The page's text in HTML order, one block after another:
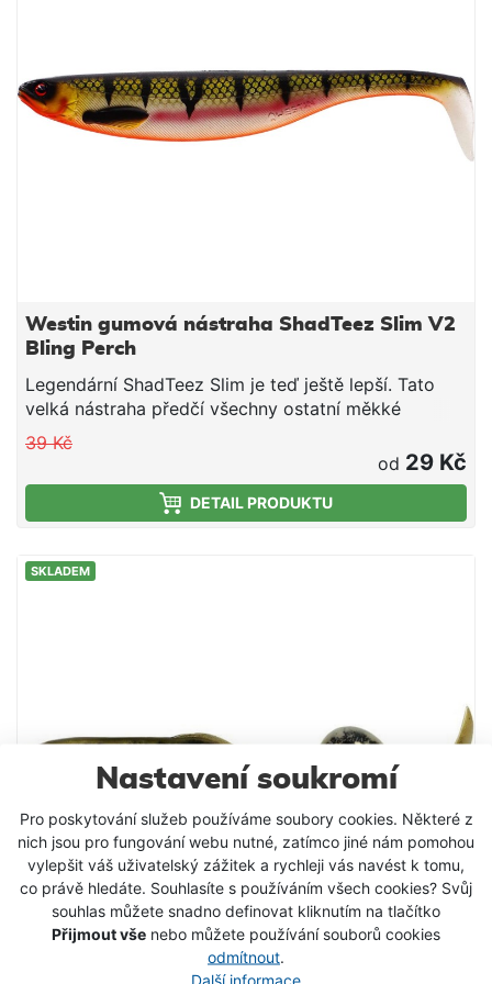
Nastavení soukromí
Pro poskytování služeb používáme soubory cookies. Některé z
nich jsou pro fungování webu nutné, zatímco jiné nám pomohou
vylepšit váš uživatelský zážitek a rychleji vás navést k tomu,
co právě hledáte. Souhlasíte s používáním všech cookies? Svůj
souhlas můžete snadno definovat kliknutím na tlačítko
Přijmout vše nebo můžete používání souborů cookies
odmítnout.
Další informace
system" ručně malované detaily
Westin gumová nástraha ShadTeez Slim V2
Bling Perch
Legendární ShadTeez Slim je teď ještě lepší. Tato
velká nástraha předčí všechny ostatní měkké
nástrahy. Je skvěle zpracovaný do posledního
detailu! Hluboké tělo, štíhlý násadec ocásku a široké
kopyto na ocásku vytváří kolébavý chod nástrahy,
který nenechá velké dravce v klidu. Můžete ho
Sami velmi rychle přijdete na to, jaké nastražení vám
39 Kč
od 29 Kč
DETAIL PRODUKTU
SKLADEM
Savage Gear Gumová Nástraha 3D Real Eel
Bulk Dirty Eel 20 cm